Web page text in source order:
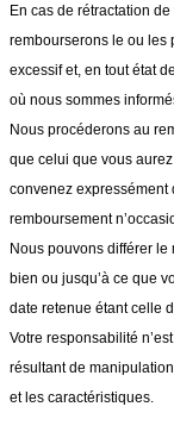
En cas de rétractation
rembourserons le ou les
excessif et, en tout état
où nous sommes
Nous procéderons au
que celui que vous
convenez expressément
remboursement
Nous pouvons différer le
bien ou jusqu’à ce que
date retenue étant celle
Votre responsabilité
résultant de
et les caractéristiques.